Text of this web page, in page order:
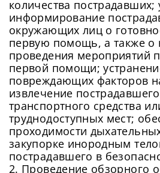
количества пострадавших;
информирование
окружающих лиц о
первую помощь, а также о
проведения мероприятий
первой помощи;
повреждающих факторов
извлечение
транспортного средства
труднодоступных мест;
проходимости
закупорке инородным
пострадавшего в
2. Проведение обзорного